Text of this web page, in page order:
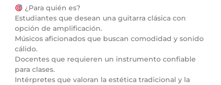
¿Para quién es?
Estudiantes que desean una guitarra clásica con
opción de amplificación.
Músicos aficionados que buscan comodidad y sonido
cálido.
Docentes que requieren un instrumento confiable
para clases.
Intérpretes que valoran la estética tradicional y la